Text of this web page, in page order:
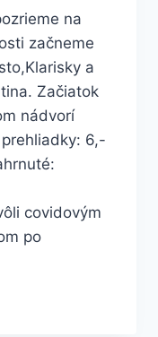
na
začneme
a
Začiatok
nádvorí
6,-
covidovým
po